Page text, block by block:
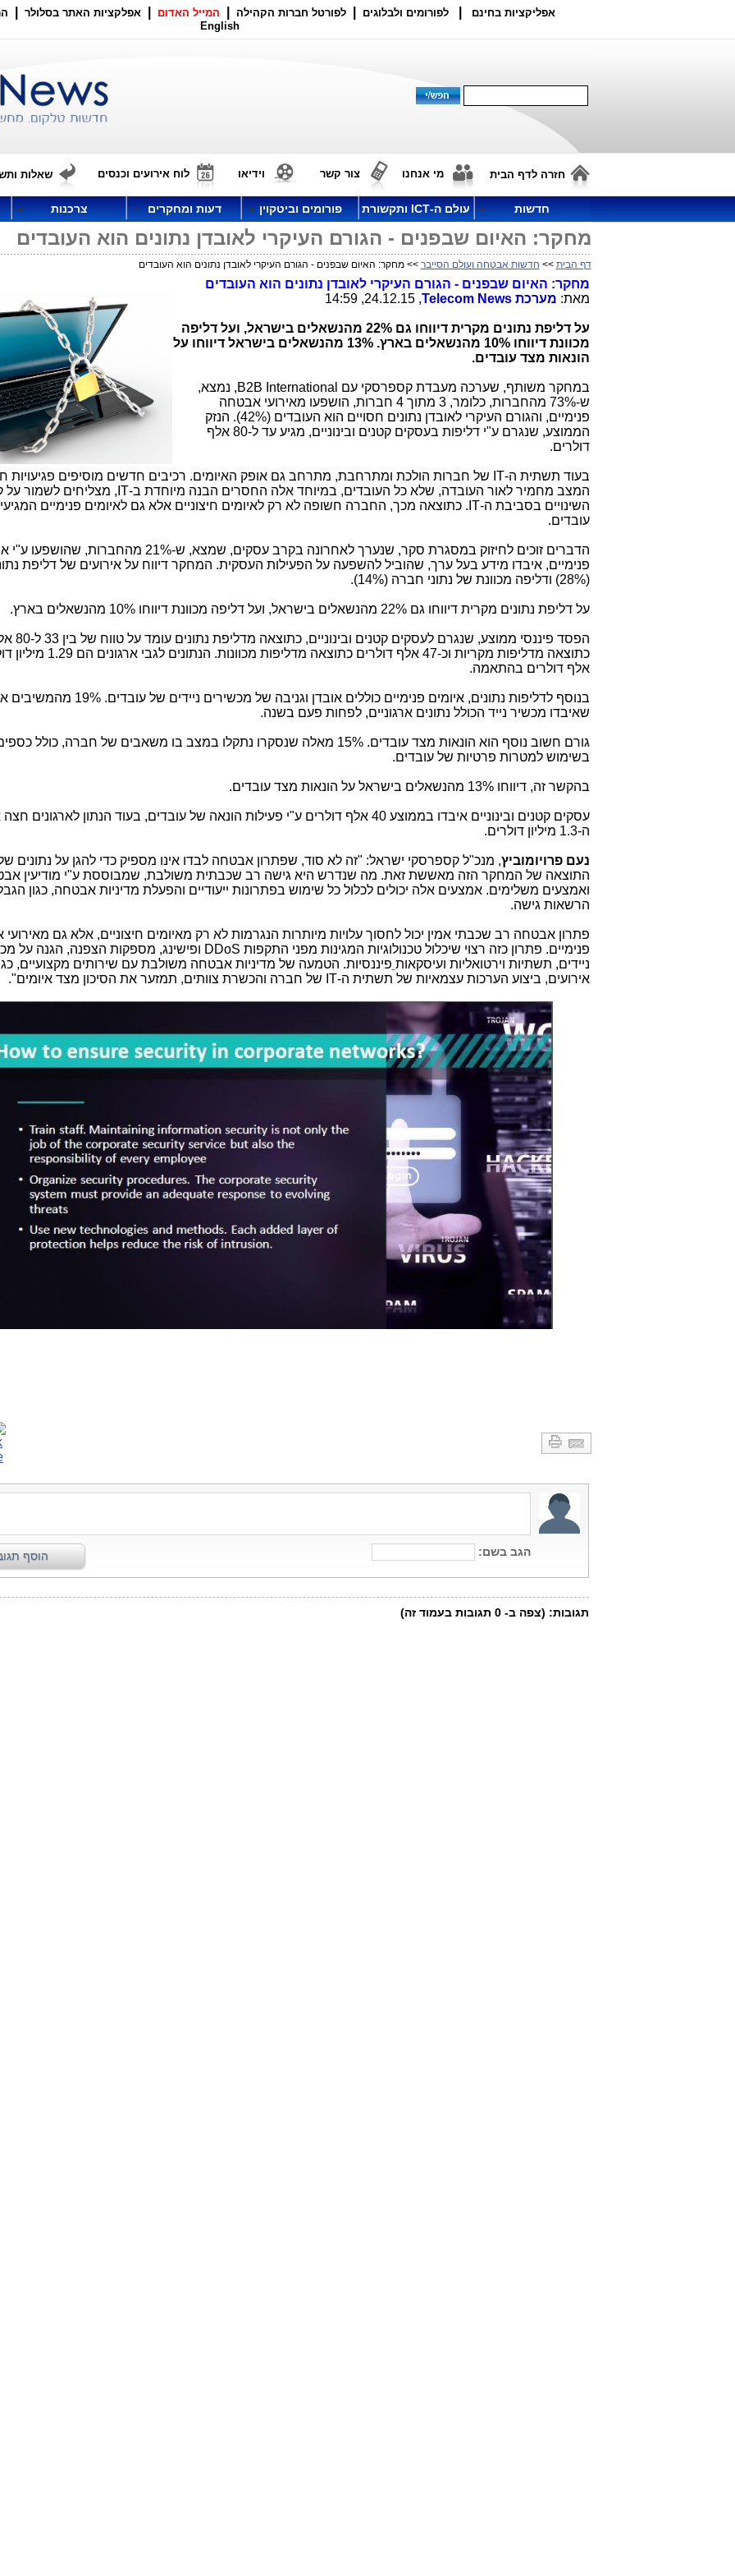
אפליקציות בחינם לפורומים ולבלוגים לפורטל חברות הקהילה המייל האדום אפלקציות האתר בסלולר
English
חזרה לדף הבית מי אנחנו צור קשר וידיאו לוח אירועים וכנסים שאלות
חדשות עולם ה-ICT ותקשורת פורומים וביטקוין דעות ומחקרים צרכנות
מחקר: האיום שבפנים - הגורם העיקרי לאובדן נתונים הוא העובדים
דף הבית >> חדשות אבטחה ועולם הסייבר >> מחקר: האיום שבפנים - הגורם העיקרי לאובדן נתונים הוא העובדים
מחקר: האיום שבפנים - הגורם העיקרי לאובדן נתונים הוא העובדים
מאת: מערכתTelecom News
, 24.12.15, 14:59
על דליפת נתונים מקרית דיווחו גם 22% מהנשאלים בישראל, ועל דליפה
מכוונת דיווחו 10% מהנשאלים בארץ.
13% מהנשאלים בישראל דיווחו על
הונאות מצד עובדים.
במחקר משותף, שערכה מעבדת קספרסקי עם B2B International, נמצא,
ש-73% מהחברות, כלומר, 3 מתוך 4 חברות, הושפעו מאירועי אבטחה
פנימיים, והגורם העיקרי לאובדן נתונים חסויים הוא העובדים (42%). הנזק
הממוצע, שנגרם ע"י דליפות בעסקים קטנים ובינוניים, מגיע עד ל-80 אלף
דולרים.
בעוד תשתית ה-IT של חברות הולכת ומתרחבת, מתרחב גם אופק האיומים. רכיבים חדשים מוסיפים פגיעויות
המצב מחמיר לאור העובדה, שלא כל העובדים, במיוחד אלה החסרים הבנה מיוחדת ב-IT , מצליחים לשמור על
השינויים בסביבת ה-IT . כתוצאה מכך, החברה חשופה לא רק לאיומים חיצוניים אלא גם לאיומים פנימיים
עובדים.
הדברים זוכים לחיזוק במסגרת סקר, שנערך לאחרונה בקרב עסקים, שמצא, ש-21% מהחברות,
פנימיים, איבדו מידע בעל ערך, שהוביל להשפעה על הפעילות העסקית. המחקר דיווח על אירועים של דליפת
(
28%) ודליפה מכוונת של נתוני חברה (14%
).
על דליפת נתונים מקרית דיווחו גם 22% מהנשאלים בישראל, ועל דליפה מכוונת דיווחו 10% מהנשאלים בארץ.
הפסד פיננסי
אלף דולרים בהתאמה.
בנוסף לדליפות נתונים, איומים פנימיים כוללים אובדן וגניבה של מכשירים
שאיבדו מכשיר נייד הכולל נתונים ארגוניים, לפחות פעם בשנה.
גורם חשוב נוסף הוא הונאות מצד עובדים. 15% מאלה שנסקרו נתקלו במצב בו משאבים של חברה, כולל
בשימוש למטרות פרטיות של עובדים.
בהקשר זה, דיווחו 13% מהנשאלים בישראל על הונאות מצד עובדים.
עסקים קטנים ובינוניים איבדו בממוצע 40 אלף דולרים ע"י פעילות הונאה של עובדים, בעוד הנתון
ה-1.3 מיליון דולרים.
נעם פרויומוביץ, מנכ"ל קספרסקי ישראל: "זה לא סוד, שפתרון אבטחה לבדו אינו מספיק כדי להגן על נתונים
התוצאה של המחקר הזה מאששת זאת. מה שנדרש היא גישה רב שכבתית משולבת, שמבוססת ע"י מודיעין
ואמצעים משלימים. אמצעים אלה יכולים לכלול כל שימוש בפתרונות ייעודיים והפעלת מדיניות אבטחה, כגון
הרשאות גישה.
פתרון אבטחה רב שכבתי אמין יכול לחסוך עלויות מיותרות הנגרמות לא רק מאיומים חיצוניים, אלא גם
פנימיים. פתרון כזה רצוי שיכלול טכנולוגיות המגינות מפני התקפות DDoS ופישינג, מספקות הצפנה, הגנה על
ניידים, תשתיות וירטואליות ועיסקאות פיננסיות. הטמעה של מדיניות אבטחה משולבת עם שירותים מקצועיים,
אירועים, ביצוע הערכות עצמאיות של תשתית ה-IT של חברה והכשרת צוותים, תמזער את הסיכון מצד איומים".